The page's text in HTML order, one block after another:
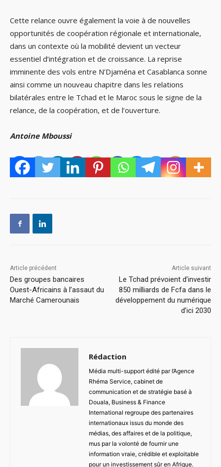
Cette relance ouvre également la voie à de nouvelles
opportunités de coopération régionale et internationale,
dans un contexte où la mobilité devient un vecteur
essentiel d’intégration et de croissance. La reprise
imminente des vols entre N’Djaména et Casablanca sonne
ainsi comme un nouveau chapitre dans les relations
bilatérales entre le Tchad et le Maroc sous le signe de la
relance, de la coopération, et de l’ouverture.
Antoine Mboussi
Article précédent
Des groupes bancaires
Ouest-Africains à l’assaut du
Marché Camerounais
Article suivant
Le Tchad prévoient d’investir
850 milliards de Fcfa dans le
développement du numérique
d’ici 2030
Rédaction
Média multi-support édité par l’Agence
Rhéma Service, cabinet de
communication et de stratégie basé à
Douala, Business & Finance
International regroupe des partenaires
internationaux issus du monde des
médias, des affaires et de la politique,
mus par la volonté de fournir une
information vraie, crédible et exploitable
pour un investissement sûr en Afrique.